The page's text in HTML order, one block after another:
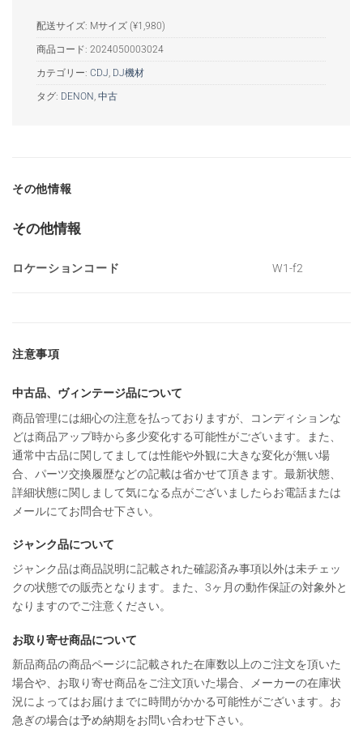
配送サイズ: Mサイズ (¥1,980)
商品コード: 2024050003024
カテゴリー: CDJ, DJ機材
タグ: DENON , 中古
その他情報
その他情報
ロケーションコード W1-f2
注意事項
中古品、ヴィンテージ品について
商品管理には細心の注意を払っておりますが、コンディションな
どは商品アップ時から多少変化する可能性がございます。また、
通常中古品に関してましては性能や外観に大きな変化が無い場
合、パーツ交換履歴などの記載は省かせて頂きます。最新状態、
詳細状態に関しまして気になる点がございましたらお電話または
メールにてお問合せ下さい。
ジャンク品について
ジャンク品は商品説明に記載された確認済み事項以外は未チェッ
クの状態での販売となります。また、3ヶ月の動作保証の対象外と
なりますのでご注意ください。
お取り寄せ商品について
新品商品の商品ページに記載された在庫数以上のご注文を頂いた
場合や、お取り寄せ商品をご注文頂いた場合、メーカーの在庫状
況によってはお届けまでに時間がかかる可能性がございます。お
急ぎの場合は予め納期をお問い合わせ下さい。